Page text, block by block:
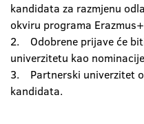
kandidata za razmjenu
okviru programa
2. Odobrene prijave će
univerzitetu kao
3. Partnerski univerzitet
kandidata.